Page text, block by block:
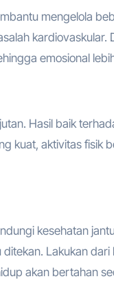
mengelola
emosional
Hasil baik
kuat, aktivitas fisik
kesehatan
Lakukan
akan bertahan